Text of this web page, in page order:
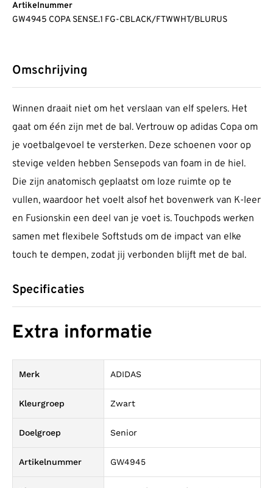
Artikelnummer
GW4945 COPA SENSE.1 FG-CBLACK/FTWWHT/BLURUS
Omschrijving
Winnen draait niet om het verslaan van elf spelers. Het
gaat om één zijn met de bal. Vertrouw op adidas Copa om
je voetbalgevoel te versterken. Deze schoenen voor op
stevige velden hebben Sensepods van foam in de hiel.
Die zijn anatomisch geplaatst om loze ruimte op te
vullen, waardoor het voelt alsof het bovenwerk van K-leer
en Fusionskin een deel van je voet is. Touchpods werken
samen met flexibele Softstuds om de impact van elke
touch te dempen, zodat jij verbonden blijft met de bal.
Specificaties
Extra informatie
Merk ADIDAS
Kleurgroep Zwart
Doelgroep Senior
Artikelnummer GW4945